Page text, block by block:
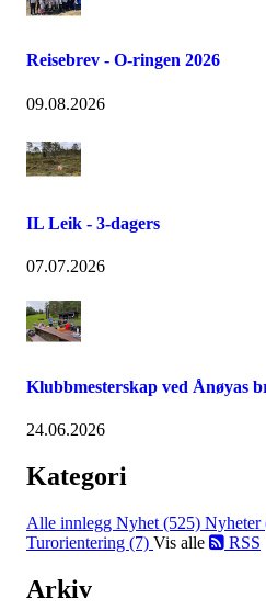
Reisebrev - O-ringen 2026
09.08.2026
IL Leik - 3-dagers
07.07.2026
Klubbmesterskap ved Ånøyas
24.06.2026
Kategori
Alle innlegg Nyhet (525) Nyheter
Turorientering (7) Vis alle RSS
Arkiv